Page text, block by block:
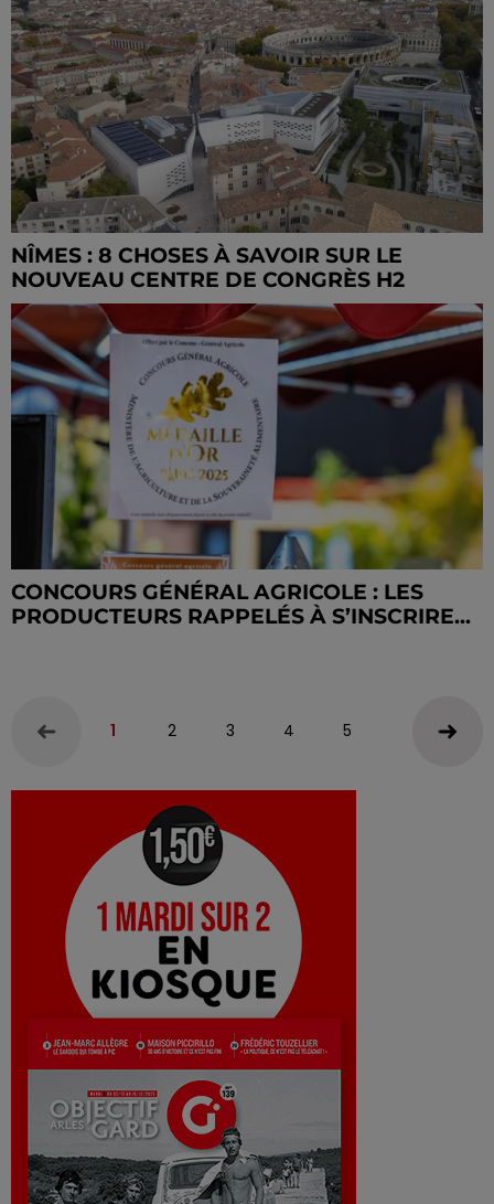
NÎMES : 8 CHOSES À SAVOIR SUR LE
NOUVEAU CENTRE DE CONGRÈS H2
CONCOURS GÉNÉRAL AGRICOLE : LES
PRODUCTEURS RAPPELÉS À S’INSCRIRE...
1 2 3 4 5